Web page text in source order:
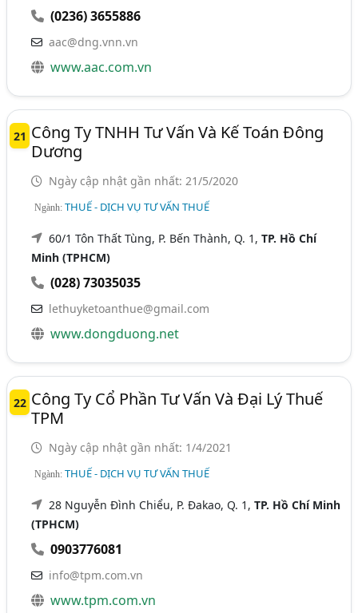
(0236) 3655886
aac@dng.vnn.vn
www.aac.com.vn
21 Công Ty TNHH Tư Vấn Và Kế Toán Đông
Dương
Ngày cập nhật gần nhất: 21/5/2020
Ngành:THUẾ - DỊCH VỤ TƯ VẤN THUẾ
60/1 Tôn Thất Tùng, P. Bến Thành, Q. 1,TP. Hồ Chí
Minh (TPHCM)
(028) 73035035
lethuyketoanthue@gmail.com
www.dongduong.net
22 Công Ty Cổ Phần Tư Vấn Và Đại Lý Thuế
TPM
Ngày cập nhật gần nhất: 1/4/2021
Ngành:THUẾ - DỊCH VỤ TƯ VẤN THUẾ
28 Nguyễn Đình Chiểu, P. Đakao, Q. 1,TP. Hồ Chí Minh
(TPHCM)
0903776081
info@tpm.com.vn
www.tpm.com.vn